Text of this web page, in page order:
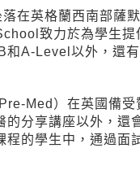
在英格蘭西南部薩
致力於為學生
A-Level以外，還
Med）在英國備
分享講座以外，還
的學生中，通過面